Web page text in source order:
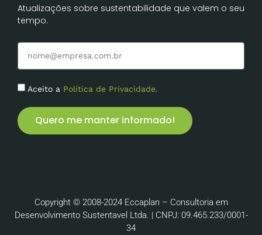
Atualizações sobre sustentabilidade que valem o seu
tempo.
Aceito a Política de Privacidade.
Quero me manter informado!
Copyright © 2008-2024 Eccaplan – Consultoria em
Desenvolvimento Sustentavel Ltda. | CNPJ: 09.465.233/0001-
34